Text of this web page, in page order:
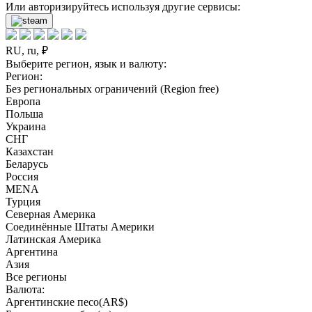
Или авторизируйтесь используя другие сервисы:
RU, ru, ₽
Выберите регион, язык и валюту:
Регион:
Без региональных ограничений (Region free)
Европа
Польша
Украина
СНГ
Казахстан
Беларусь
Россия
MENA
Турция
Северная Америка
Соединённые Штаты Америки
Латинская Америка
Аргентина
Азия
Все регионы
Валюта:
Аргентинские песо(AR$)